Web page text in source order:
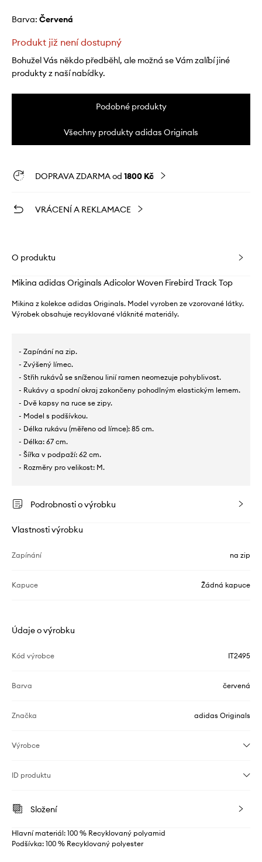
Barva: červená
Produkt již není dostupný
Bohužel Vás někdo předběhl, ale možná se Vám zalíbí jiné
produkty z naší nabídky.
Podobné produkty
Všechny produkty adidas Originals
DOPRAVA ZDARMA od 1800 Kč
VRÁCENÍ A REKLAMACE
O produktu
Mikina adidas Originals Adicolor Woven Firebird Track Top
Mikina z kolekce adidas Originals. Model vyroben ze vzorované látky.
Výrobek obsahuje recyklované vláknité materiály.
- Zapínání na zip.
- Zvýšený límec.
- Střih rukávů se sníženou linií ramen neomezuje pohyblivost.
- Rukávy a spodní okraj zakončeny pohodlným elastickým lemem.
- Dvě kapsy na ruce se zipy.
- Model s podšívkou.
- Délka rukávu (měřeno od límce): 85 cm.
- Délka: 67 cm.
- Šířka v podpaží: 62 cm.
- Rozměry pro velikost: M.
Podrobnosti o výrobku
Vlastnosti výrobku
Zapínání na zip
Kapuce Žádná kapuce
Údaje o výrobku
Kód výrobce IT2495
Barva červená
Značka adidas Originals
Výrobce
ID produktu
Složení
Hlavní materiál: 100 % Recyklovaný polyamid
Podšívka: 100 % Recyklovaný polyester